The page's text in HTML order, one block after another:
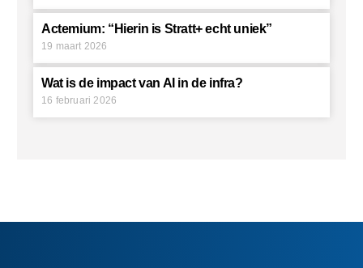
Actemium: “Hierin is Stratt+ echt uniek”
19 maart 2026
Wat is de impact van AI in de infra?
16 februari 2026